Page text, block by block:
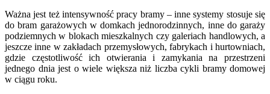
Ważna jest też intensywność pracy bramy – inne systemy stosuje się
do bram garażowych w domkach jednorodzinnych, inne do garaży
podziemnych w blokach mieszkalnych czy galeriach handlowych, a
jeszcze inne w zakładach przemysłowych, fabrykach i hurtowniach,
gdzie częstotliwość ich otwierania i zamykania na przestrzeni
jednego dnia jest o wiele większa niż liczba cykli bramy domowej
w ciągu roku.